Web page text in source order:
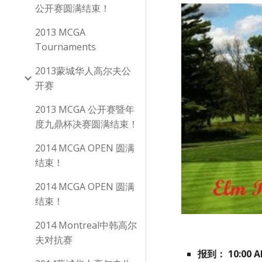
公开赛圆满结束！
2013 MCGA
Tournaments
2013蒙城华人高尔夫公
开赛
2013 MCGA 公开赛暨年
度九鼎杯决赛圆满结束！
2014 MCGA OPEN 圆满
结束！
2014 MCGA OPEN 圆满
结束！
2014 Montreal中韩高尔
夫对抗赛
报到： 10:00